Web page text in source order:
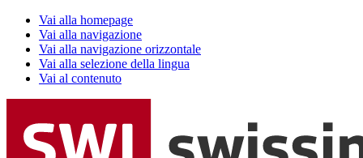
Vai alla homepage
Vai alla navigazione
Vai alla navigazione orizzontale
Vai alla selezione della lingua
Vai al contenuto